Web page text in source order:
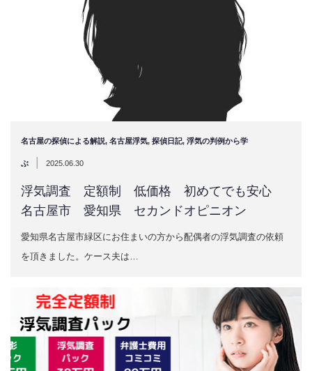
名古屋の探偵による解説, 名古屋浮気, 探偵日記, 浮気の判例から学
ぶ 2025.06.30
浮気調査 定額制 低価格 初めてでも安心
名古屋市 愛知県 セカンドオピニオン
愛知県名古屋市緑区にお住まいの方から配偶者の浮気調査の依頼
を頂きました。ケース夫は…